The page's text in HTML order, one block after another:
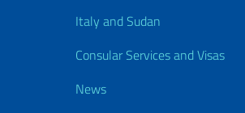
Italy and Sudan
Consular Services and Visas
News